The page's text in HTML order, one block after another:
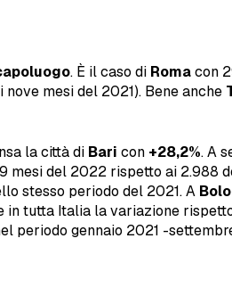
. È il caso di Romacon
mesi del 2021). Bene anche
la città di Bari con +28,2%. A
del 2022 rispetto ai 2.988
stesso periodo del 2021. A
tutta Italia la variazione
periodo gennaio 2021 -